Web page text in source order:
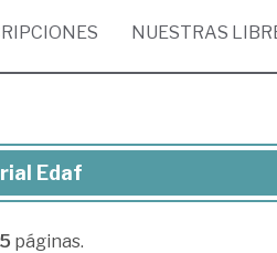
NUESTRAS
Edaf
páginas.